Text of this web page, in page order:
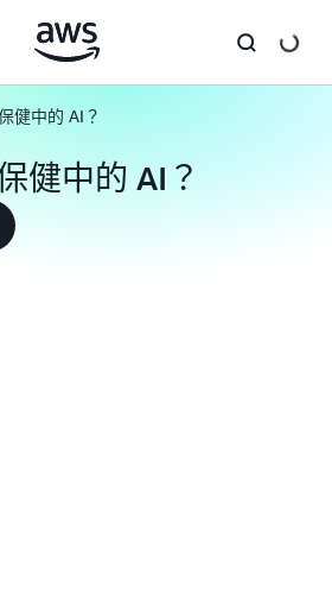
健中的 AI？
健中的 AI？